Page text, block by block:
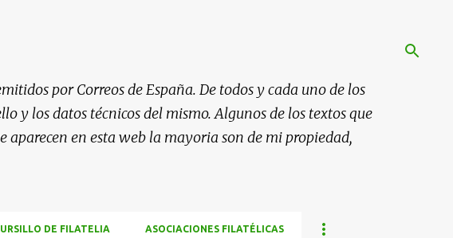
por Correos de España. De todos y cada uno de los
y los datos técnicos del mismo. Algunos de los textos que
aparecen en esta web la mayoria son de mi propiedad,
DE FILATELIA ASOCIACIONES FILATÉLICAS